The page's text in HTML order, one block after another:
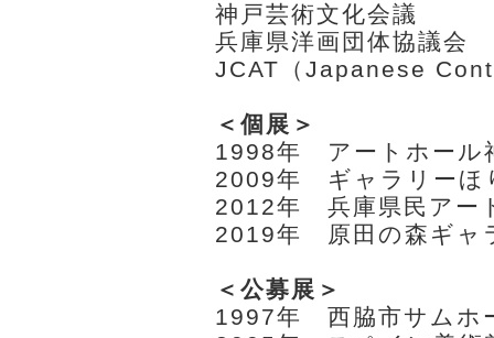
神戸芸術文化会議
兵庫県洋画団体協議会
JCAT（Japanese
＜個展＞
1998年 アートホール
2009年 ギャラリーほ
2012年 兵庫県民アー
2019年 原田の森ギャ
＜公募展＞
1997年 西脇市サムホ